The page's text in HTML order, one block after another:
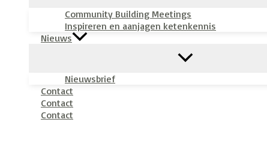
Community Building Meetings
Inspireren en aanjagen ketenkennis
Nieuws
Nieuwsbrief
Contact
Contact
Contact